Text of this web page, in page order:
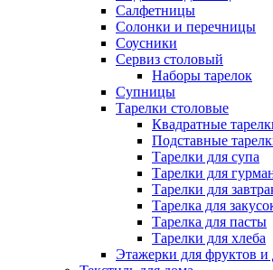
Салфетницы
Солонки и перечницы
Соусники
Сервиз столовый
Наборы тарелок
Супницы
Тарелки столовые
Квадратные
Подставные
Тарелки для супа
Тарелки для
Тарелки для
Тарелка для
Тарелка для пасты
Тарелки для хлеба
Этажерки для фруктов и